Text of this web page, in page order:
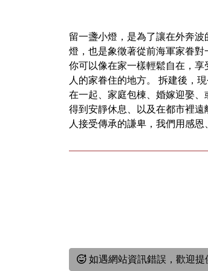
留一盞小燈，是為了讓在外奔
燈，也是象徵著從前海軍家眷對
你可以像在家一樣輕鬆自在，
人的家眷住的地方。 拆建後，
在一起、家庭包棟、婚嫁迎娶
得到安靜休息、以及在都市裡
人接受傳承的謙卑，我們用感
如遇網站資訊錯誤，歡迎提